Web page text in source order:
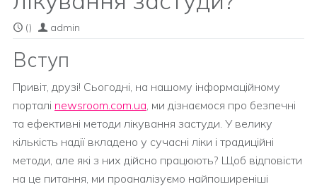
() admin
Вступ
Привіт, друзі! Сьогодні, на нашому інформаційному
порталі newsroom.com.ua, ми дізнаємося про безпечні
та ефективні методи лікування застуди. У велику
кількість надії вкладено у сучасні ліки і традиційні
методи, але які з них дійсно працюють? Щоб відповісти
на це питання, ми проаналізуємо найпоширеніші